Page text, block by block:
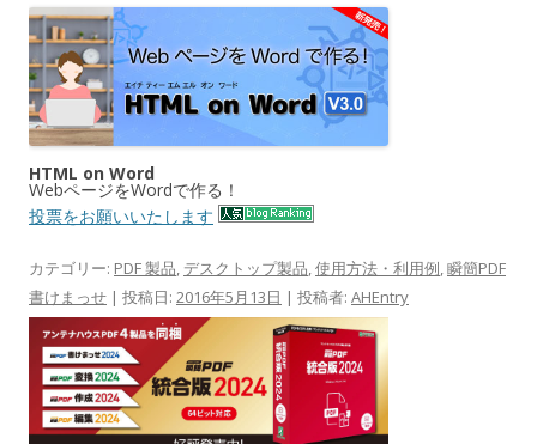
HTML on Word
WebページをWordで作る！
投票をお願いいたします
カテゴリー: PDF 製品, デスクトップ製品,使用方法・利用例,瞬簡PDF
書けまっせ | 投稿日: 2016年5月13日 | 投稿者: AHEntry